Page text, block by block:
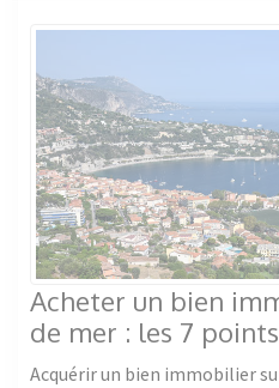
Acheter un bien
de mer : les 7
Acquérir un bien immobilier